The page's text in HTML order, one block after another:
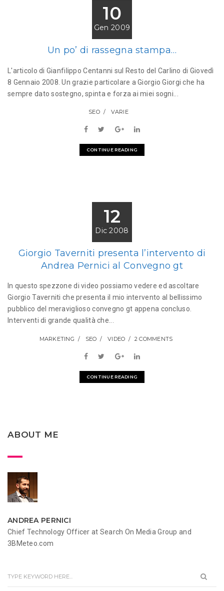
10
Gen 2009
Un po’ di rassegna stampa…
L'articolo di Gianfilippo Centanni sul Resto del Carlino di Giovedì
8 Gennaio 2008. Un grazie particolare a Giorgio Giorgi che ha
sempre dato sostegno, spinta e forza ai miei sogni...
SEO VARIE
CONTINUE READING
12
Dic 2008
Giorgio Taverniti presenta l’intervento di
Andrea Pernici al Convegno gt
In questo spezzone di video possiamo vedere ed ascoltare
Giorgio Taverniti che presenta il mio intervento al bellissimo
pubblico del meraviglioso convegno gt appena concluso.
Interventi di grande qualità che...
MARKETING SEO VIDEO 2 COMMENTS
CONTINUE READING
ABOUT ME
ANDREA PERNICI
Chief Technology Officer at Search On Media Group and
3BMeteo.com